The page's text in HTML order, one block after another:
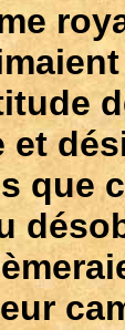
et
que